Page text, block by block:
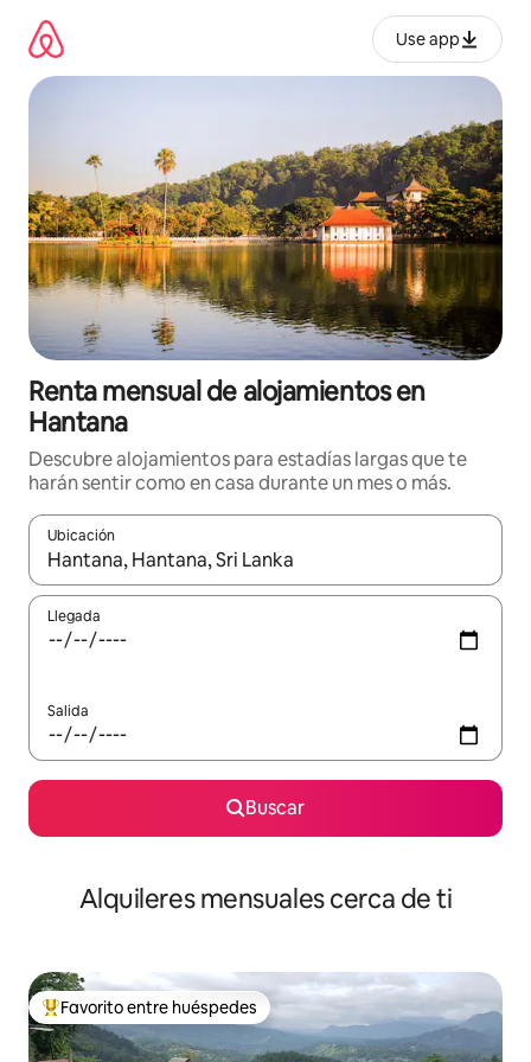
contenido
Use app
Renta mensual de alojamientos en
Hantana
Descubre alojamientos para estadías largas que te
harán sentir como en casa durante un mes o más.
Ubicación
Cuando los resultados estén disponibles, navega con las
Llegada
Salida
Buscar
Alquileres mensuales cerca de ti
Favorito entre huéspedes preferido
Favorito entre huéspedes